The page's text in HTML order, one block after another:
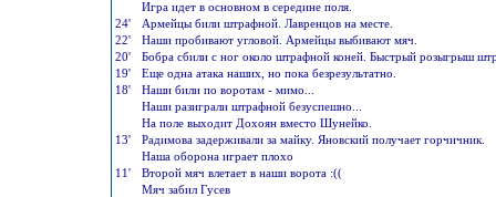
Игра идет в основном в середине поля.
24'
Армейцы били штрафной. Лавренцов на месте.
22'
Наши пробивают угловой. Армейцы выбивают мяч.
20'
Бобра сбили с ног около штрафной коней. Быстрый розыгрыш
19'
Еще одна атака наших, но пока безрезультатно.
18'
Наши били по воротам - мимо...
Наши разиграли штрафной безуспешно...
На поле выходит Дохоян вместо Шунейко.
13'
Радимова задерживали за майку. Яновский получает горчичник.
Наша оборона играет плохо
11'
Второй мяч влетает в наши ворота :((
Мяч забил Гусев